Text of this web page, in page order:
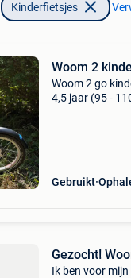
Kinderfietsjes
Woom 2
Woom 2 go
4,5 jaar (95 -
Gebruikt
Gezocht!
Ik ben voor